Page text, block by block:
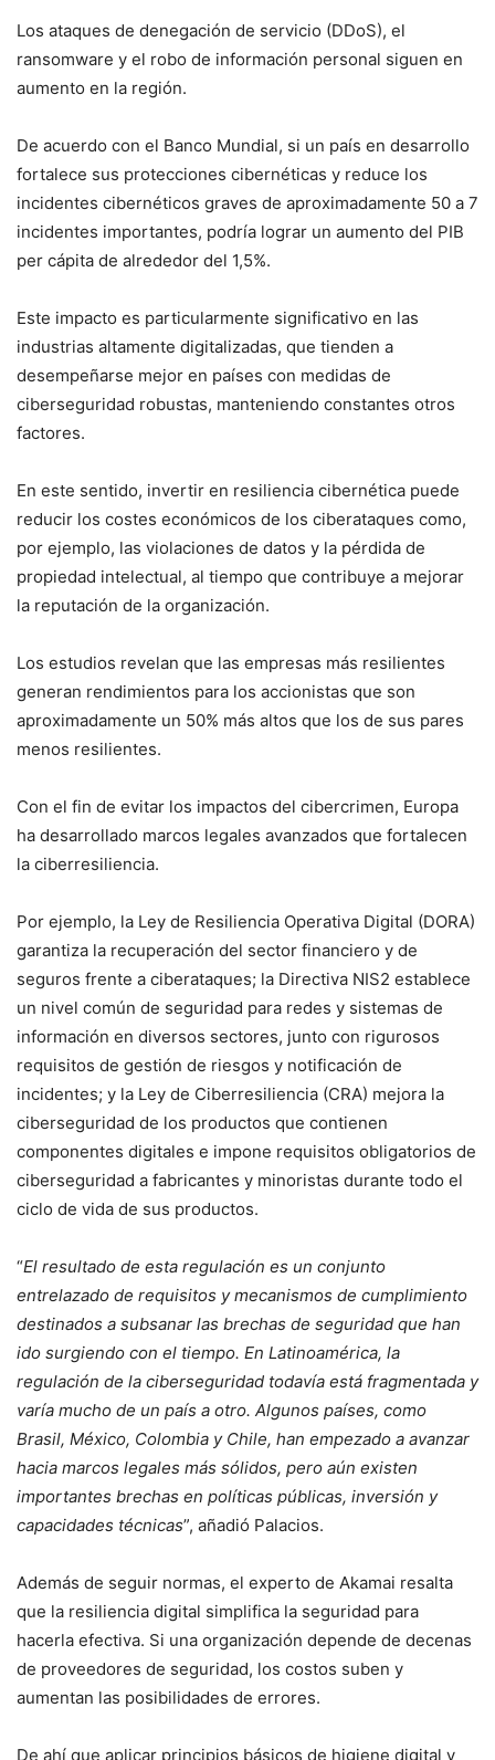
Los ataques de denegación de servicio (DDoS), el
ransomware y el robo de información personal siguen en
aumento en la región.
De acuerdo con el Banco Mundial, si un país en desarrollo
fortalece sus protecciones cibernéticas y reduce los
incidentes cibernéticos graves de aproximadamente 50 a 7
incidentes importantes, podría lograr un aumento del PIB
per cápita de alrededor del 1,5%.
Este impacto es particularmente significativo en las
industrias altamente digitalizadas, que tienden a
desempeñarse mejor en países con medidas de
ciberseguridad robustas, manteniendo constantes otros
factores.
En este sentido, invertir en resiliencia cibernética puede
reducir los costes económicos de los ciberataques como,
por ejemplo, las violaciones de datos y la pérdida de
propiedad intelectual, al tiempo que contribuye a mejorar
la reputación de la organización.
Los estudios revelan que las empresas más resilientes
generan rendimientos para los accionistas que son
aproximadamente un 50% más altos que los de sus pares
menos resilientes.
Con el fin de evitar los impactos del cibercrimen, Europa
ha desarrollado marcos legales avanzados que fortalecen
la ciberresiliencia.
Por ejemplo, la Ley de Resiliencia Operativa Digital (DORA)
garantiza la recuperación del sector financiero y de
seguros frente a ciberataques; la Directiva NIS2 establece
un nivel común de seguridad para redes y sistemas de
información en diversos sectores, junto con rigurosos
requisitos de gestión de riesgos y notificación de
incidentes; y la Ley de Ciberresiliencia (CRA) mejora la
ciberseguridad de los productos que contienen
componentes digitales e impone requisitos obligatorios de
ciberseguridad a fabricantes y minoristas durante todo el
ciclo de vida de sus productos.
“El resultado de esta regulación es un conjunto
entrelazado de requisitos y mecanismos de cumplimiento
destinados a subsanar las brechas de seguridad que han
ido surgiendo con el tiempo. En Latinoamérica, la
regulación de la ciberseguridad todavía está fragmentada y
varía mucho de un país a otro. Algunos países, como
Brasil, México, Colombia y Chile, han empezado a avanzar
hacia marcos legales más sólidos, pero aún existen
importantes brechas en políticas públicas, inversión y
capacidades técnicas”, añadió Palacios.
Además de seguir normas, el experto de Akamai resalta
que la resiliencia digital simplifica la seguridad para
hacerla efectiva. Si una organización depende de decenas
de proveedores de seguridad, los costos suben y
aumentan las posibilidades de errores.
De ahí que aplicar principios básicos de higiene digital y